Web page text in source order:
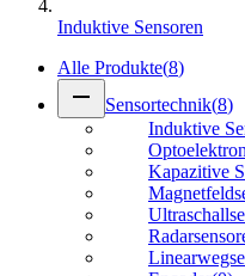
Induktive Sensoren
Alle Produkte(8)
remove Sensortechnik(8)
Induktive
Kapazitive